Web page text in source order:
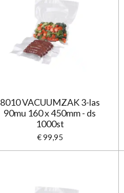
8010 VACUUMZAK 3-las
90mu 160 x 450mm - ds
1000st
€ 99,95